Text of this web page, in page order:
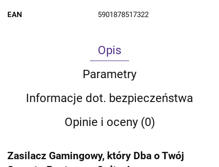
EAN 5901878517322
Opis
Parametry
Informacje dot. bezpieczeństwa
Opinie i oceny (0)
Zasilacz Gamingowy, który Dba o Twój